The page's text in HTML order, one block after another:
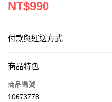
NT$990
付款與運送方式
信用卡一次付款
LINE Pay
商品特色
商品編號
10673778